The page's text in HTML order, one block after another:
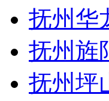
抚州华
抚州旌
抚州坪